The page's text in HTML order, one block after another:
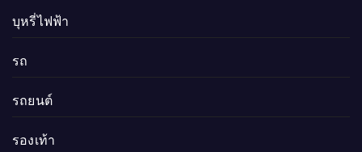
บุหรี่ไฟฟ้า
รถ
รถยนต์
รองเท้า